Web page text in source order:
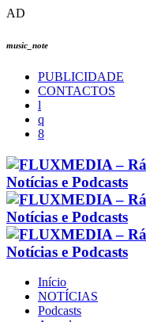
AD
music_note
PUBLICIDADE
CONTACTOS
Início
NOTÍCIAS
Podcasts